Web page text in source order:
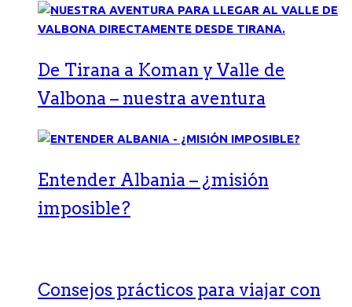
De Tirana a Koman y Valle de
Valbona – nuestra aventura
Entender Albania – ¿misión
imposible?
Consejos prácticos para viajar con